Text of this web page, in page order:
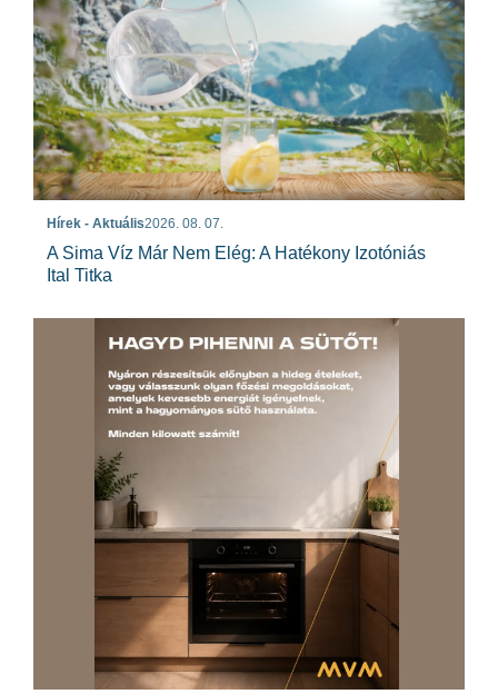
Hírek - Aktuális2026. 08. 07.
A Sima Víz Már Nem Elég: A Hatékony Izotóniás
Ital Titka